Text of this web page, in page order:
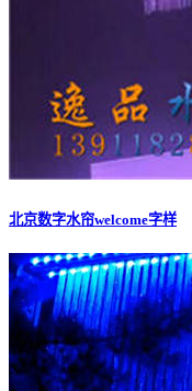
北京数字水帘welcome字样